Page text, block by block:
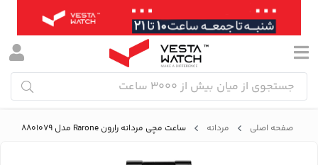
صفحه اصلی مردانه ساعت مچی مردانه رارون Rarone مدل 8801079